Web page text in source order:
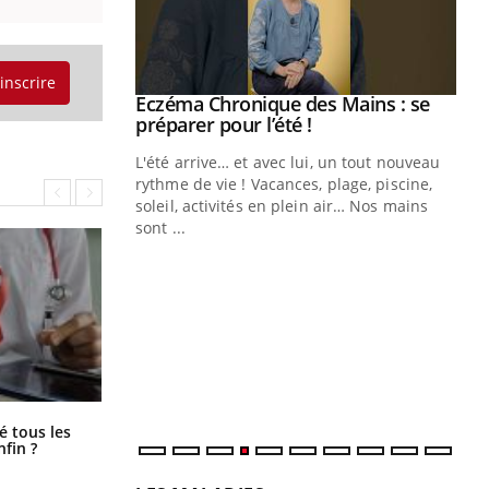
tous les
? premiers jours de vos vacances ?
: et si on
chez les
les soignants.
Youtube
Eczéma Chronique des Mains : se
préparer pour l’été !Youtube
L'été arrive… et avec lui, un tout nouveau
rythme de vie ! Vacances, plage, piscine,
soleil, activités en plein air… Nos mains
sont ...